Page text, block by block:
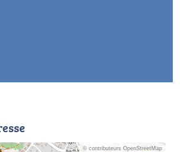
© contributeurs OpenStreetMap